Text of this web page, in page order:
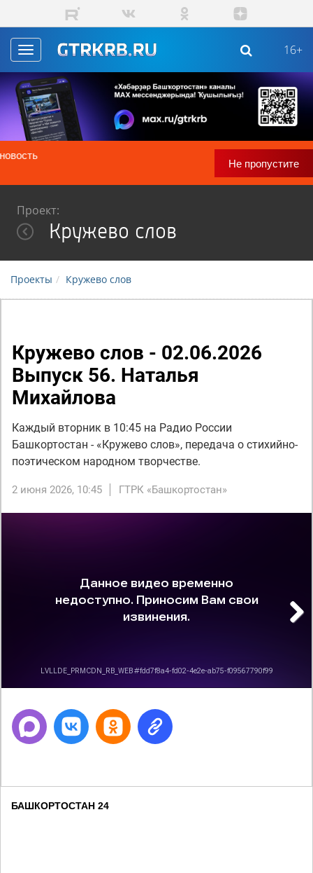
Перейти к основному содержанию
Toggle
navigation
16+
Не пропустите
Проект:
Кружево слов
Проекты Кружево слов
Кружево слов - 02.06.2026
Выпуск 56. Наталья
Михайлова
Каждый вторник в 10:45 на Радио России
Башкортостан - «Кружево слов», передача о стихийно-
поэтическом народном творчестве.
2 июня 2026, 10:45 ГТРК «Башкортостан»
БАШКОРТОСТАН 24